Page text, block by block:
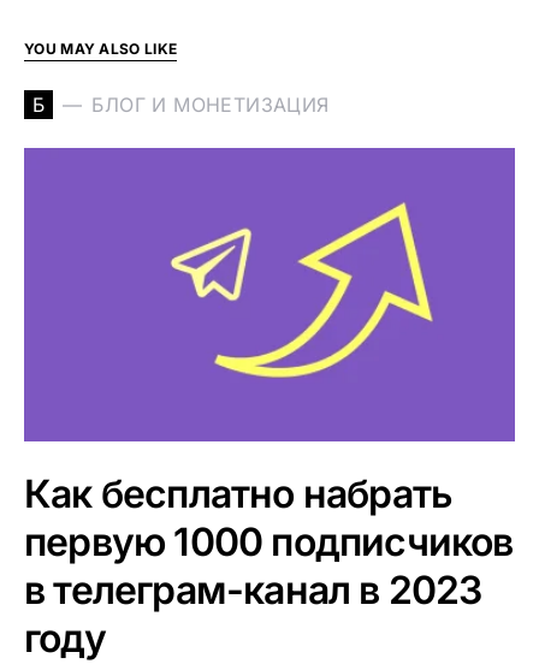
YOU MAY ALSO LIKE
Б БЛОГ И МОНЕТИЗАЦИЯ
Как бесплатно набрать
первую 1000 подписчиков
в телеграм-канал в 2023
году